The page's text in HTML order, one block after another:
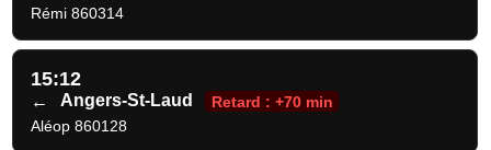
Rémi 860314
15:12
← Angers-St-Laud
Retard : +70 min
Aléop 860128